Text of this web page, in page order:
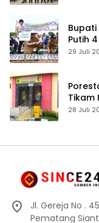
Bupati
Putih
29 Juli
Tikam
28 Juli
Jl. Gereja No .
Pematang